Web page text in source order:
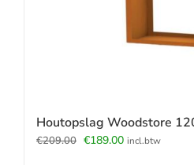
Houtopslag Woodstore
€209.00 Oorspronkelijke
€189.00Huidige
incl.btw